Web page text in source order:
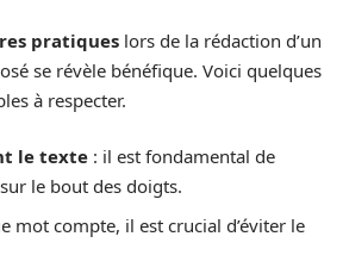
pratiques lors de la rédaction d’un
se révèle bénéfique. Voici quelques
à respecter.
le texte : il est fondamental de
le bout des doigts.
mot compte, il est crucial d’éviter le